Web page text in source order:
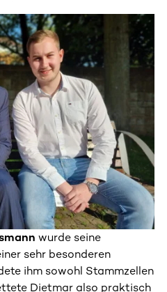
wurde seine
sehr besonderen
ihm sowohl Stammzellen
Dietmar also praktisch